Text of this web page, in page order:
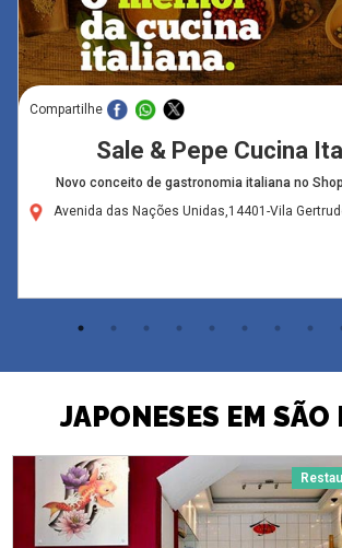
Compartilhe
Sale & Pepe Cucina
Novo conceito de gastronomia italiana no
Avenida das Nações Unidas,14401-Vila
JAPONESES EM SÃO